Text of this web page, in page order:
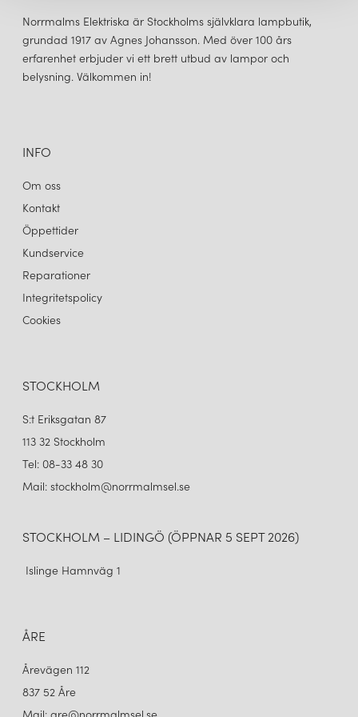
Norrmalms Elektriska är Stockholms självklara lampbutik,
grundad 1917 av Agnes Johansson. Med över 100 års
erfarenhet erbjuder vi ett brett utbud av lampor och
belysning. Välkommen in!
INFO
Om oss
Kontakt
Öppettider
Kundservice
Reparationer
Integritetspolicy
Cookies
STOCKHOLM
S:t Eriksgatan 87
113 32 Stockholm
Tel: 08-33 48 30
Mail: stockholm@norrmalmsel.se
STOCKHOLM – LIDINGÖ (ÖPPNAR 5 SEPT 2026)
Islinge Hamnväg 1
ÅRE
Årevägen 112
837 52 Åre
Mail: are@norrmalmsel.se